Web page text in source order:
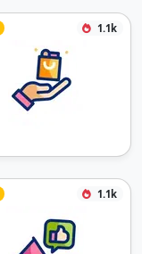
1.1k
1.1k